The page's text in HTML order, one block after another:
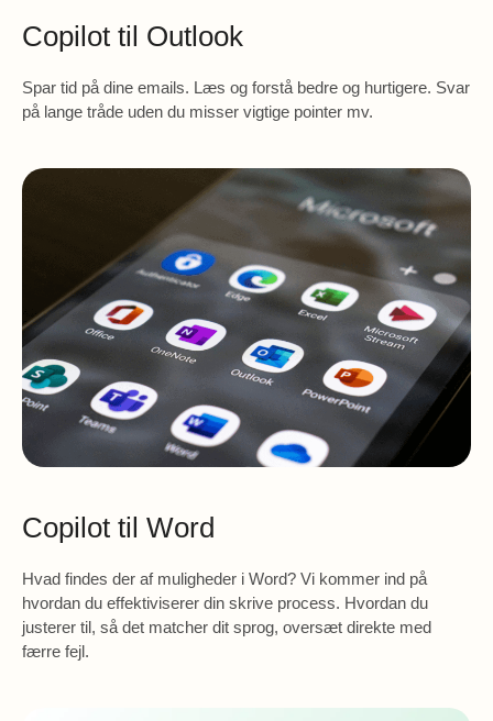
Copilot til Outlook
Spar tid på dine emails. Læs og forstå bedre og hurtigere. Svar
på lange tråde uden du misser vigtige pointer mv.
Copilot til Word
Hvad findes der af muligheder i Word? Vi kommer ind på
hvordan du effektiviserer din skrive process. Hvordan du
justerer til, så det matcher dit sprog, oversæt direkte med
færre fejl.